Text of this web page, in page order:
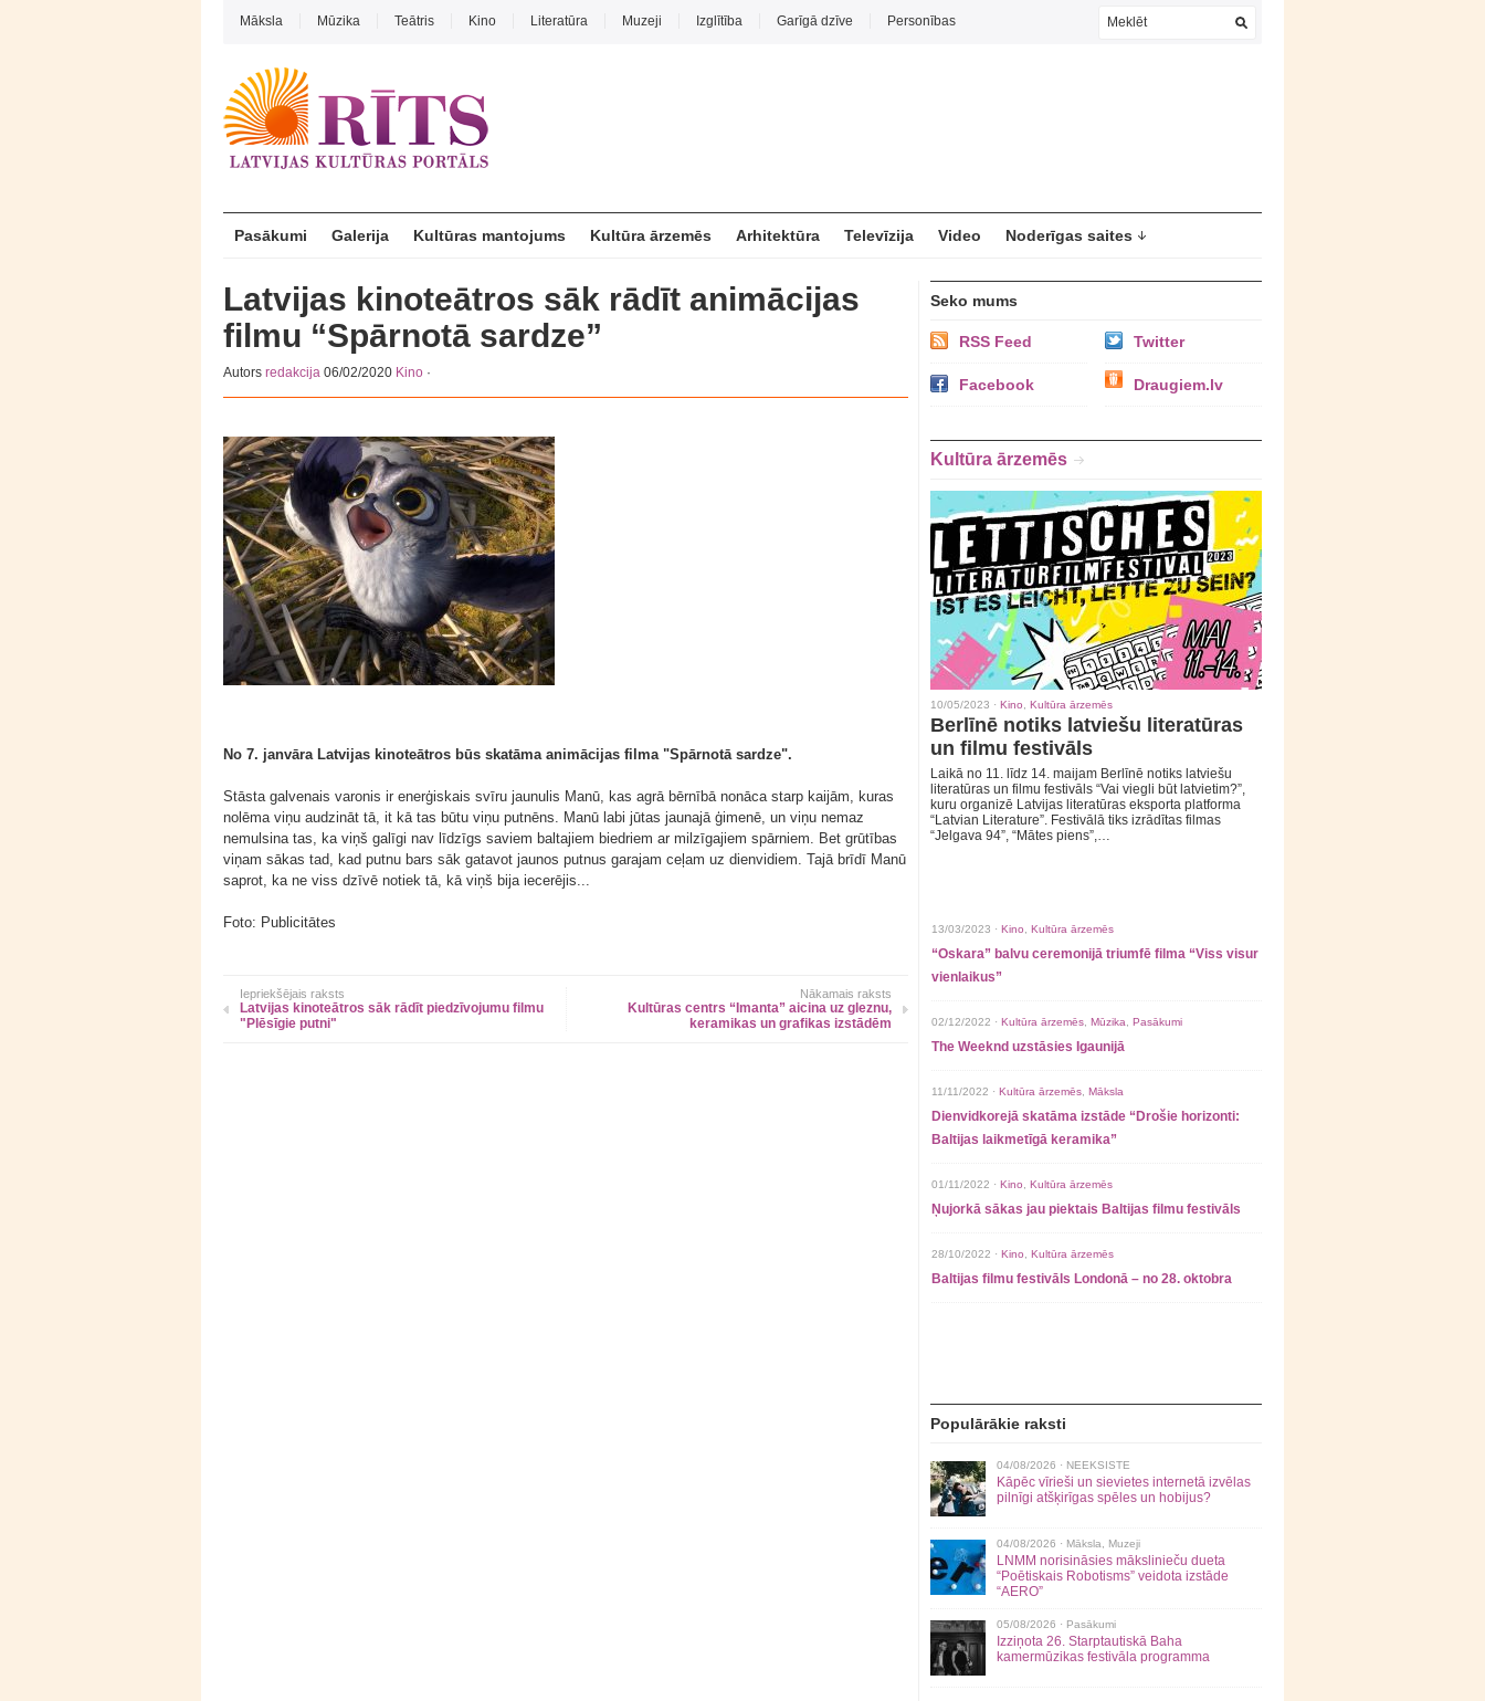
Māksla Mūzika Teātris Kino Literatūra Muzeji Izglītība Garīgā dzīve Personības
Pasākumi Galerija Kultūras mantojums Kultūra ārzemēs Arhitektūra Televīzija Video Noderīgas saites
Latvijas kinoteātros sāk rādīt animācijas
filmu “Spārnotā sardze”
Autors redakcija 06/02/2020 Kino ·
No 7. janvāra Latvijas kinoteātros būs skatāma animācijas filma "Spārnotā sardze".
Stāsta galvenais varonis ir enerģiskais svīru jaunulis Manū, kas agrā bērnībā nonāca starp kaijām, kuras
nolēma viņu audzināt tā, it kā tas būtu viņu putnēns. Manū labi jūtas jaunajā ģimenē, un viņu nemaz
nemulsina tas, ka viņš galīgi nav līdzīgs saviem baltajiem biedriem ar milzīgajiem spārniem. Bet grūtības
viņam sākas tad, kad putnu bars sāk gatavot jaunos putnus garajam ceļam uz dienvidiem. Tajā brīdī Manū
saprot, ka ne viss dzīvē notiek tā, kā viņš bija iecerējis...
Foto: Publicitātes
Iepriekšējais raksts
Latvijas kinoteātros sāk rādīt piedzīvojumu filmu
"Plēsīgie putni"
Nākamais raksts
Kultūras centrs “Imanta” aicina uz gleznu,
keramikas un grafikas izstādēm
Seko mums
RSS Feed Twitter
Facebook Draugiem.lv
Kultūra ārzemēs
10/05/2023 · Kino Kultūra ārzemēs
Berlīnē notiks latviešu literatūras
un filmu festivāls
Laikā no 11. līdz 14. maijam Berlīnē notiks latviešu
literatūras un filmu festivāls “Vai viegli būt latvietim?”,
kuru organizē Latvijas literatūras eksporta platforma
“Latvian Literature”. Festivālā tiks izrādītas filmas
“Jelgava 94”, “Mātes piens”,…
13/03/2023 · Kino Kultūra ārzemēs
“Oskara” balvu ceremonijā triumfē filma “Viss visur
vienlaikus”
02/12/2022 · Kultūra ārzemēs Mūzika Pasākumi
The Weeknd uzstāsies Igaunijā
11/11/2022 · Kultūra ārzemēs Māksla
Dienvidkorejā skatāma izstāde “Drošie horizonti:
Baltijas laikmetīgā keramika”
01/11/2022 · Kino Kultūra ārzemēs
Ņujorkā sākas jau piektais Baltijas filmu festivāls
28/10/2022 · Kino Kultūra ārzemēs
Baltijas filmu festivāls Londonā – no 28. oktobra
Populārākie raksti
04/08/2026 · NEEKSISTE
Kāpēc vīrieši un sievietes internetā izvēlas
pilnīgi atšķirīgas spēles un hobijus?
04/08/2026 · Māksla Muzeji
LNMM norisināsies mākslinieču dueta
“Poētiskais Robotisms” veidota izstāde
“AERO”
05/08/2026 · Pasākumi
Izziņota 26. Starptautiskā Baha
kamermūzikas festivāla programma